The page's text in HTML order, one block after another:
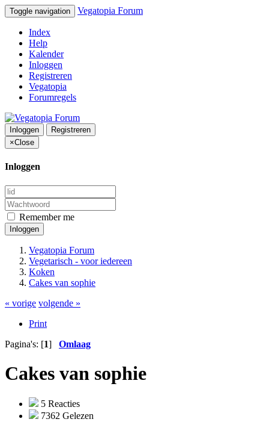
Toggle navigation Vegatopia Forum
Index
Help
Kalender
Inloggen
Registreren
Vegatopia
Forumregels
Inloggen
Registreren
×Close
Inloggen
Remember me
Inloggen
Vegatopia Forum
Vegetarisch - voor iedereen
Koken
Cakes van sophie
« vorige volgende »
Print
Pagina's: [1] Omlaag
Cakes van sophie
5 Reacties
7362 Gelezen